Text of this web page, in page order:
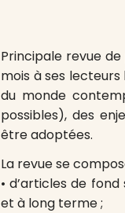
Principale revue
mois à ses
du monde
possibles), des
être adoptées.
La revue se
• d’articles de
et à long terme ;